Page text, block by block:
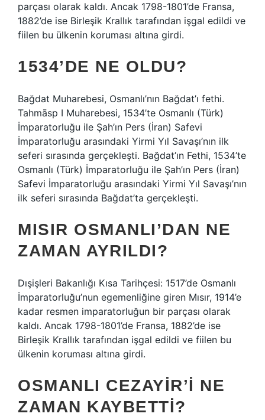
parçası olarak kaldı. Ancak 1798-1801’de Fransa,
1882’de ise Birleşik Krallık tarafından işgal edildi ve
fiilen bu ülkenin koruması altına girdi.
1534’DE NE OLDU?
Bağdat Muharebesi, Osmanlı’nın Bağdat’ı fethi.
Tahmāsp I Muharebesi, 1534’te Osmanlı (Türk)
İmparatorluğu ile Şah’ın Pers (İran) Safevi
İmparatorluğu arasındaki Yirmi Yıl Savaşı’nın ilk
seferi sırasında gerçekleşti. Bağdat’ın Fethi, 1534’te
Osmanlı (Türk) İmparatorluğu ile Şah’ın Pers (İran)
Safevi İmparatorluğu arasındaki Yirmi Yıl Savaşı’nın
ilk seferi sırasında Bağdat’ta gerçekleşti.
MISIR OSMANLI’DAN NE
ZAMAN AYRILDI?
Dışişleri Bakanlığı Kısa Tarihçesi: 1517’de Osmanlı
İmparatorluğu’nun egemenliğine giren Mısır, 1914’e
kadar resmen imparatorluğun bir parçası olarak
kaldı. Ancak 1798-1801’de Fransa, 1882’de ise
Birleşik Krallık tarafından işgal edildi ve fiilen bu
ülkenin koruması altına girdi.
OSMANLI CEZAYIR’I NE
ZAMAN KAYBETTI?